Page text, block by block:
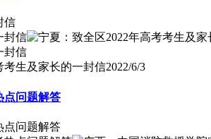
信
考生及家长的一封信2022/6/3
点问题解答
点问题解答